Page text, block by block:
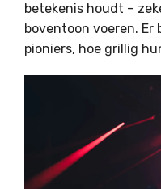
betekenis houdt –
boventoon voeren.
pioniers, hoe grillig